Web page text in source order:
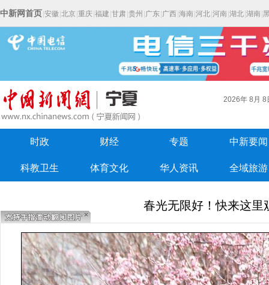
中新网首页 安徽 北京 重庆 福建 甘肃 贵州 广东 广西 海南 河北 河南 湖北 湖南
2026年 8月 8
时政 财经 专题 中新要闻
科教卫生 体育文化 华人资讯 全域旅游
春光无限好！快来这里